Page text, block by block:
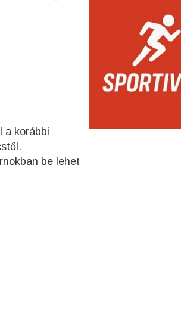
a korábbi
be lehet